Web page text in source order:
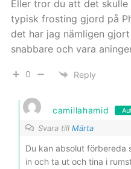
Eller tror du att det
typisk frosting gjord på
det har jag nämligen
snabbare och vara
0 Reply
camillahamid
Svara till Märta
Du kan absolut förbereda
in och ta ut och tina i